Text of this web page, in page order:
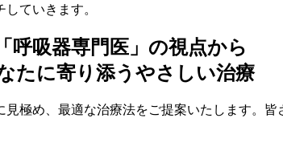
ていきます。
呼吸器専門医」の視点から
たに寄り添うやさしい治療
極め、最適な治療法をご提案いたします。